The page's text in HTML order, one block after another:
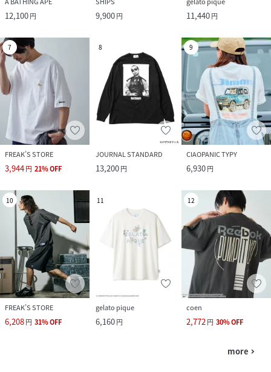
12,100円 9,900円 11,440円
7
FREAK’S STORE
3,944円 21%OFF
8
JOURNAL STANDARD
13,200円
9
CIAOPANIC TYPY
6,930円
10
FREAK’S STORE
6,208円 31%OFF
11
gelato pique
6,160円
12
coen
2,772円 30%OFF
more navigate_next